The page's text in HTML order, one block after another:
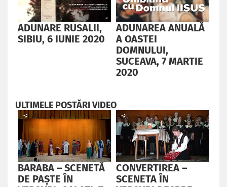
ADUNARE RUSALII,
SIBIU, 6 IUNIE 2020
ADUNAREA ANUALĂ
A OASTEI
DOMNULUI,
SUCEAVA, 7 MARTIE
2020
ULTIMELE POSTĂRI VIDEO
BARABA – SCENETĂ
DE PAȘTE ÎN
CONVERTIREA –
SCENETA ÎN